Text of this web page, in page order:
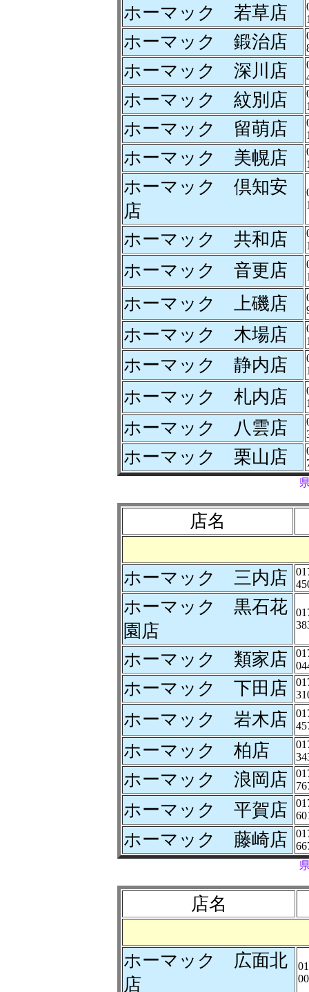
ホーマック 若草店
ホーマック 鍛治店
ホーマック 深川店
ホーマック 紋別店
ホーマック 留萌店
ホーマック 美幌店
ホーマック 倶知安
店
ホーマック 共和店
ホーマック 音更店
ホーマック 上磯店
ホーマック 木場店
ホーマック 静内店
ホーマック 札内店
ホーマック 八雲店
ホーマック 栗山店
店名
ホーマック 三内店
ホーマック 黒石花
園店
ホーマック 類家店
ホーマック 下田店
ホーマック 岩木店
ホーマック 柏店
ホーマック 浪岡店
ホーマック 平賀店
ホーマック 藤崎店
店名
ホーマック 広面北
店